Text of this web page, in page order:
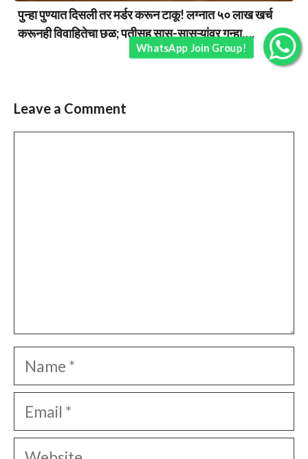
पुन्हा पुण्यात दिसली तर मर्डर करून टाकू! लग्नात ५० लाख खर्च
करूनही विवाहितेचा छळ; पतीसह सासू-सासऱ्यांवर गुन्हा….
Leave a Comment
Name
Email
Website
WhatsApp Join Group!